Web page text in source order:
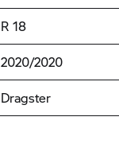
R 18
2020/2020
Dragster